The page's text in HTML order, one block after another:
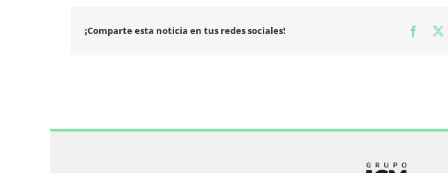
¡Comparte esta noticia en tus redes sociales!